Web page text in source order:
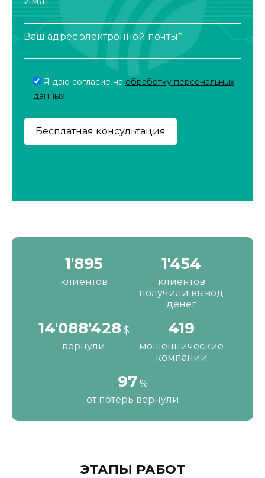
Ваш адрес электронной почты*
Я даю согласие на обработку персональных
данных
2'190
клиентов
1'680
клиентов
получили вывод
денег
16'287'200 $
вернули
484
мошеннические
компании
111 %
от потерь вернули
ЭТАПЫ РАБОТ